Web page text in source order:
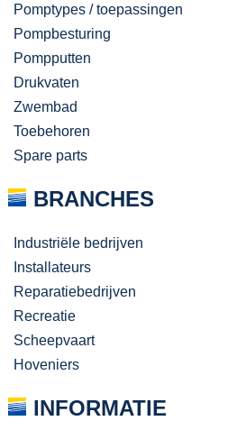
Pomptypes / toepassingen
Pompbesturing
Pompputten
Drukvaten
Zwembad
Toebehoren
Spare parts
BRANCHES
Industriële bedrijven
Installateurs
Reparatiebedrijven
Recreatie
Scheepvaart
Hoveniers
INFORMATIE